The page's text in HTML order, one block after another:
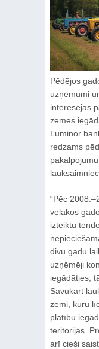
Pēdējos
uzņēmumi
interesējas
zemes
Luminor
redzams
“Pēc
vēlākos
izteiktu
divu gadu
uzņēmēji
iegādāties,
Savukārt
zemi, kuru
platību
teritorijas.
arī cieši